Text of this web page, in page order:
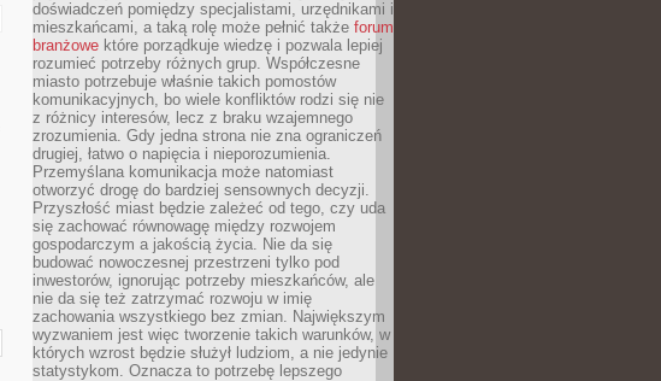
doświadczeń pomiędzy specjalistami, urzędnikami i
mieszkańcami, a taką rolę może pełnić także forum
branżowe które porządkuje wiedzę i pozwala lepiej
rozumieć potrzeby różnych grup. Współczesne
miasto potrzebuje właśnie takich pomostów
komunikacyjnych, bo wiele konfliktów rodzi się nie
z różnicy interesów, lecz z braku wzajemnego
zrozumienia. Gdy jedna strona nie zna ograniczeń
drugiej, łatwo o napięcia i nieporozumienia.
Przemyślana komunikacja może natomiast
otworzyć drogę do bardziej sensownych decyzji.
Przyszłość miast będzie zależeć od tego, czy uda
się zachować równowagę między rozwojem
gospodarczym a jakością życia. Nie da się
budować nowoczesnej przestrzeni tylko pod
inwestorów, ignorując potrzeby mieszkańców, ale
nie da się też zatrzymać rozwoju w imię
zachowania wszystkiego bez zmian. Największym
wyzwaniem jest więc tworzenie takich warunków, w
których wzrost będzie służył ludziom, a nie jedynie
statystykom. Oznacza to potrzebę lepszego